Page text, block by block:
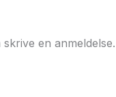
en anmeldelse.